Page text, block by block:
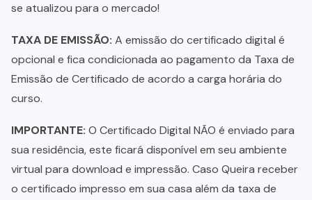
se atualizou para o mercado!
TAXA DE EMISSÃO: A emissão do certificado digital é
opcional e fica condicionada ao pagamento da Taxa de
Emissão de Certificado de acordo a carga horária do
curso.
IMPORTANTE: O Certificado Digital NÃO é enviado para
sua residência, este ficará disponível em seu ambiente
virtual para download e impressão. Caso Queira receber
o certificado impresso em sua casa além da taxa de